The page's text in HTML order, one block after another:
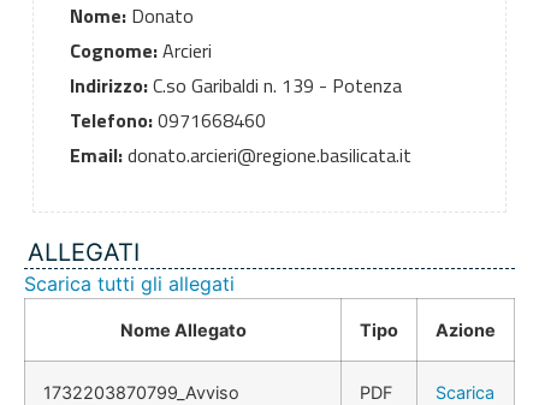
Nome:Donato
Cognome:Arcieri
Indirizzo:C.so Garibaldi n. 139 - Potenza
Telefono:0971668460
Email:donato.arcieri@regione.basilicata.it
ALLEGATI
Scarica tutti gli allegati
Nome Allegato Tipo Azione
1732203870799_Avviso
PDF Scarica